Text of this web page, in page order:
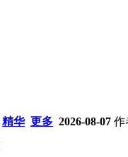
精华 更多 2026-08-07 作